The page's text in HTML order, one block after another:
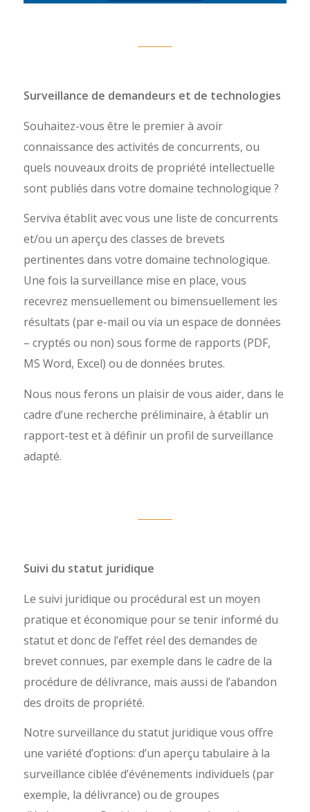
Surveillance de demandeurs et de technologies
Souhaitez-vous être le premier à avoir
connaissance des activités de concurrents, ou
quels nouveaux droits de propriété intellectuelle
sont publiés dans votre domaine technologique ?
Serviva établit avec vous une liste de concurrents
et/ou un aperçu des classes de brevets
pertinentes dans votre domaine technologique.
Une fois la surveillance mise en place, vous
recevrez mensuellement ou bimensuellement les
résultats (par e-mail ou via un espace de données
– cryptés ou non) sous forme de rapports (PDF,
MS Word, Excel) ou de données brutes.
Nous nous ferons un plaisir de vous aider, dans le
cadre d’une recherche préliminaire, à établir un
rapport-test et à définir un profil de surveillance
adapté.
Suivi du statut juridique
Le suivi juridique ou procédural est un moyen
pratique et économique pour se tenir informé du
statut et donc de l’effet réel des demandes de
brevet connues, par exemple dans le cadre de la
procédure de délivrance, mais aussi de l’abandon
des droits de propriété.
Notre surveillance du statut juridique vous offre
une variété d’options: d’un aperçu tabulaire à la
surveillance ciblée d’événements individuels (par
exemple, la délivrance) ou de groupes